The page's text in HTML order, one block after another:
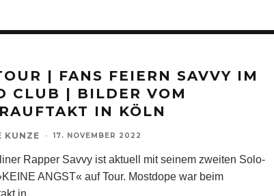
| FANS FEIERN SAVVY IM
CLUB | BILDER VOM
IN KÖLN
KUNZE · 17. NOVEMBER 2022
Rapper Savvy ist aktuell mit seinem zweiten Solo-
ANGST« auf Tour. Mostdope war beim
in...